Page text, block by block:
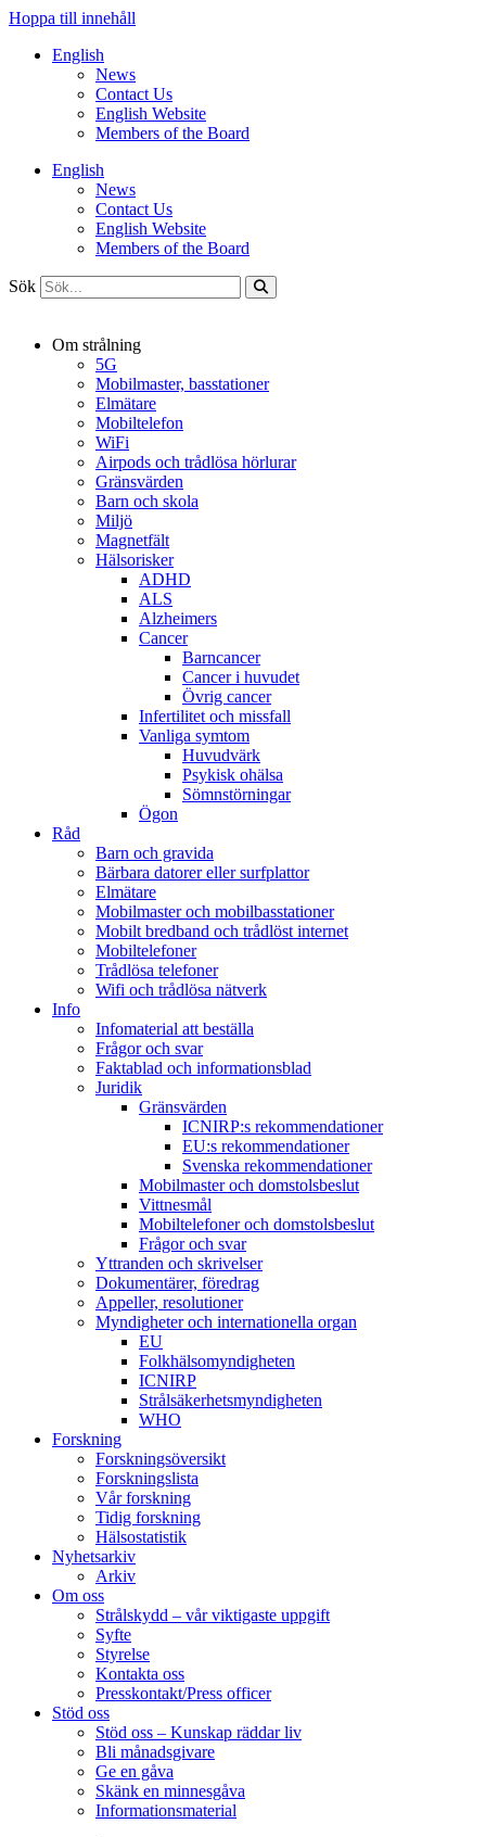
Hoppa till innehåll
English
News
Contact Us
English Website
Members of the Board
English
News
Contact Us
English Website
Members of the Board
Sök
Om strålning
5G
Mobilmaster, basstationer
Elmätare
Mobiltelefon
WiFi
Airpods och trådlösa hörlurar
Gränsvärden
Barn och skola
Miljö
Magnetfält
Hälsorisker
ADHD
ALS
Alzheimers
Cancer
Barncancer
Cancer i huvudet
Övrig cancer
Infertilitet och missfall
Vanliga symtom
Huvudvärk
Psykisk ohälsa
Sömnstörningar
Ögon
Råd
Barn och gravida
Bärbara datorer eller surfplattor
Elmätare
Mobilmaster och mobilbasstationer
Mobilt bredband och trådlöst internet
Mobiltelefoner
Trådlösa telefoner
Wifi och trådlösa nätverk
Info
Infomaterial att beställa
Frågor och svar
Faktablad och informationsblad
Juridik
Gränsvärden
ICNIRP:s rekommendationer
EU:s rekommendationer
Svenska rekommendationer
Mobilmaster och domstolsbeslut
Vittnesmål
Mobiltelefoner och domstolsbeslut
Frågor och svar
Yttranden och skrivelser
Dokumentärer, föredrag
Appeller, resolutioner
Myndigheter och internationella organ
EU
Folkhälsomyndigheten
ICNIRP
Strålsäkerhetsmyndigheten
WHO
Forskning
Forskningsöversikt
Forskningslista
Vår forskning
Tidig forskning
Hälsostatistik
Nyhetsarkiv
Arkiv
Om oss
Strålskydd – vår viktigaste uppgift
Syfte
Styrelse
Kontakta oss
Presskontakt/Press officer
Stöd oss
Stöd oss – Kunskap räddar liv
Bli månadsgivare
Ge en gåva
Skänk en minnesgåva
Informationsmaterial